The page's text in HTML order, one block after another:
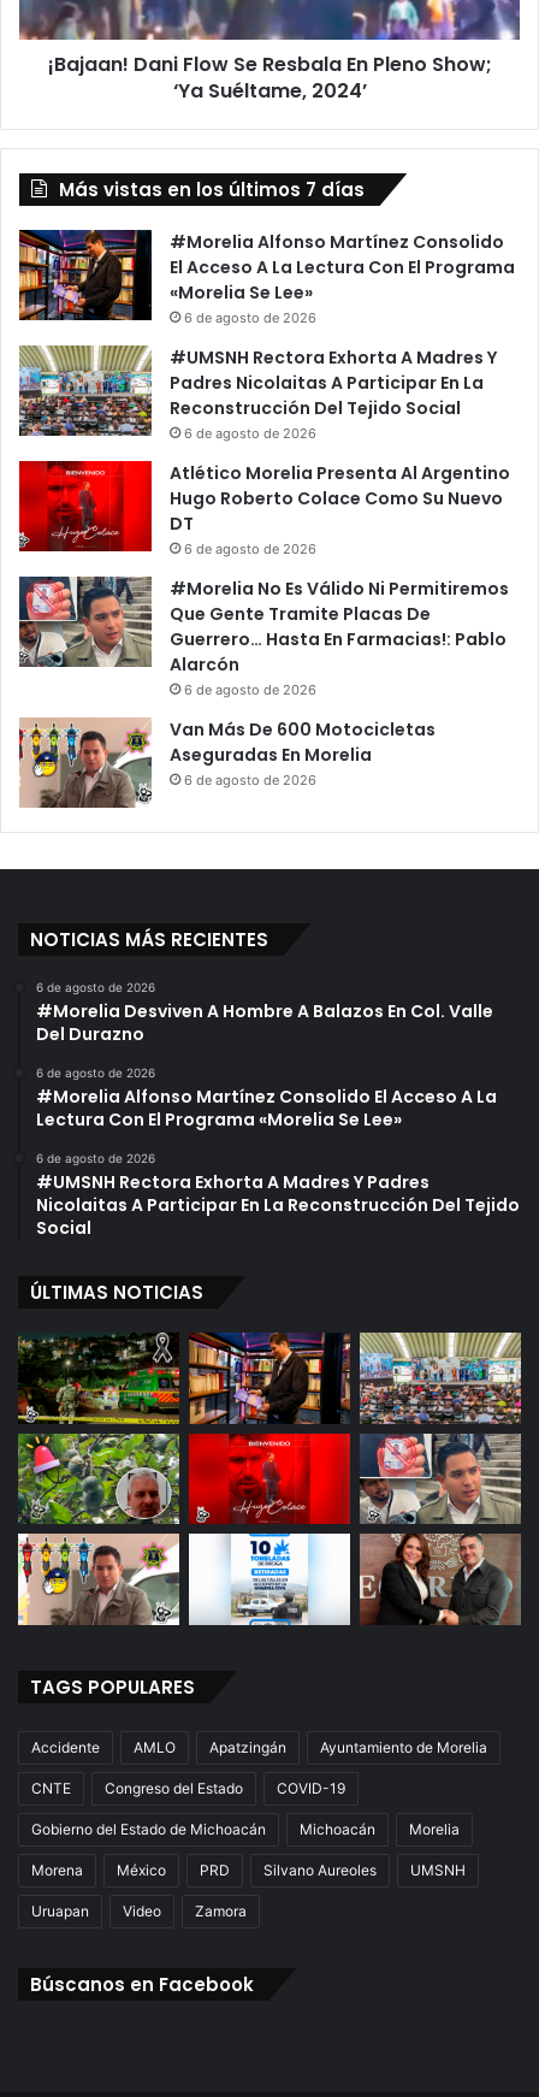
Show;
‘Ya
Suéltame,
¡Bajaan! Dani Flow Se Resbala En Pleno Show;
‘Ya Suéltame, 2024’
Más vistas en los últimos 7 días
#Morelia Alfonso Martínez Consolido
El Acceso A La Lectura Con El Programa
«Morelia Se Lee»
6 de agosto de 2026
#UMSNH Rectora Exhorta A Madres Y
Padres Nicolaitas A Participar En La
Reconstrucción Del Tejido Social
6 de agosto de 2026
Atlético Morelia Presenta Al Argentino
Hugo Roberto Colace Como Su Nuevo
DT
6 de agosto de 2026
#Morelia No Es Válido Ni Permitiremos
Que Gente Tramite Placas De
Guerrero… Hasta En Farmacias!: Pablo
Alarcón
6 de agosto de 2026
Van Más De 600 Motocicletas
Aseguradas En Morelia
6 de agosto de 2026
NOTICIAS MÁS RECIENTES
6 de agosto de 2026
#Morelia Desviven A Hombre A Balazos En Col. Valle
Del Durazno
6 de agosto de 2026
#Morelia Alfonso Martínez Consolido El Acceso A La
Lectura Con El Programa «Morelia Se Lee»
6 de agosto de 2026
#UMSNH Rectora Exhorta A Madres Y Padres
Nicolaitas A Participar En La Reconstrucción Del Tejido
Social
ÚLTIMAS NOTICIAS
TAGS POPULARES
Accidente AMLO Apatzingán Ayuntamiento de Morelia
CNTE Congreso del Estado COVID-19
Gobierno del Estado de Michoacán Michoacán Morelia
Morena México PRD Silvano Aureoles UMSNH
Uruapan Video Zamora
Búscanos en Facebook